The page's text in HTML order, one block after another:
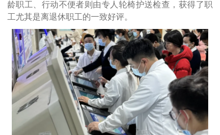
龄职工、行动不便者则由专人轮椅护送检查，获得了职
工尤其是离退休职工的一致好评。